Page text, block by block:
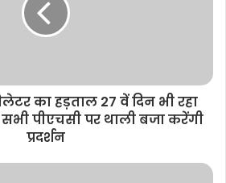
का हड़ताल 27 वें दिन भी रहा
पीएचसी पर थाली बजा करेंगी
प्रदर्शन